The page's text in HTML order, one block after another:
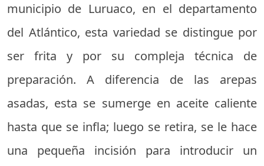
municipio de Luruaco, en el departamento
del Atlántico, esta variedad se distingue por
ser frita y por su compleja técnica de
preparación. A diferencia de las arepas
asadas, esta se sumerge en aceite caliente
hasta que se infla; luego se retira, se le hace
una pequeña incisión para introducir un